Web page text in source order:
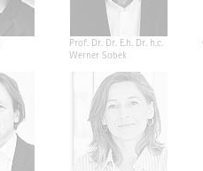
Prof. Dr. Dr. E.h. Dr. h.c.
Werner Sobek